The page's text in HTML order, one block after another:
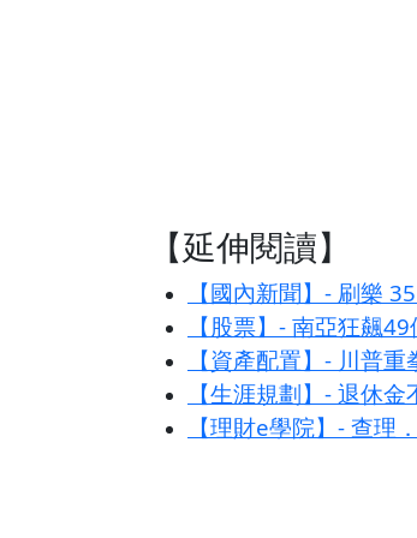
【延伸閱讀】
【國內新聞】- 刷樂
【股票】- 南亞狂飆
【資產配置】- 川普
【生涯規劃】- 退休
【理財e學院】- 查理